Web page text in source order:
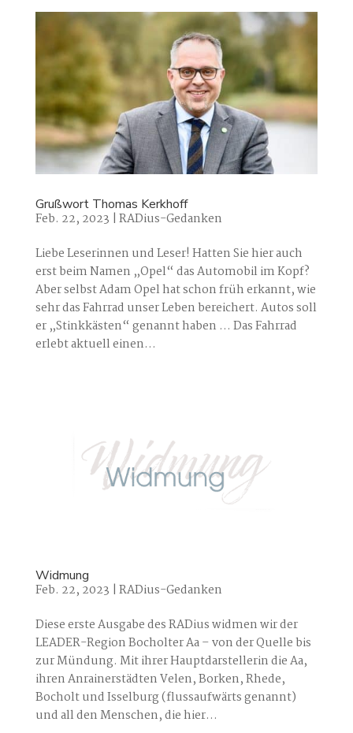
Grußwort Thomas Kerkhoff
Feb. 22, 2023 | RADius-Gedanken
Liebe Leserinnen und Leser! Hatten Sie hier auch
erst beim Namen „Opel“ das Automobil im Kopf?
Aber selbst Adam Opel hat schon früh erkannt, wie
sehr das Fahrrad unser Leben bereichert. Autos soll
er „Stinkkästen“ genannt haben … Das Fahrrad
erlebt aktuell einen...
Widmung
Feb. 22, 2023 | RADius-Gedanken
Diese erste Ausgabe des RADius widmen wir der
LEADER-Region Bocholter Aa – von der Quelle bis
zur Mündung. Mit ihrer Hauptdarstellerin die Aa,
ihren Anrainerstädten Velen, Borken, Rhede,
Bocholt und Isselburg (flussaufwärts genannt)
und all den Menschen, die hier...